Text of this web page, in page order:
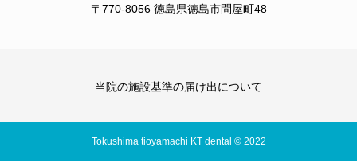
〒770-8056 徳島県徳島市問屋町48
当院の施設基準の届け出について
Tokushima tioyamachi KT dental © 2022